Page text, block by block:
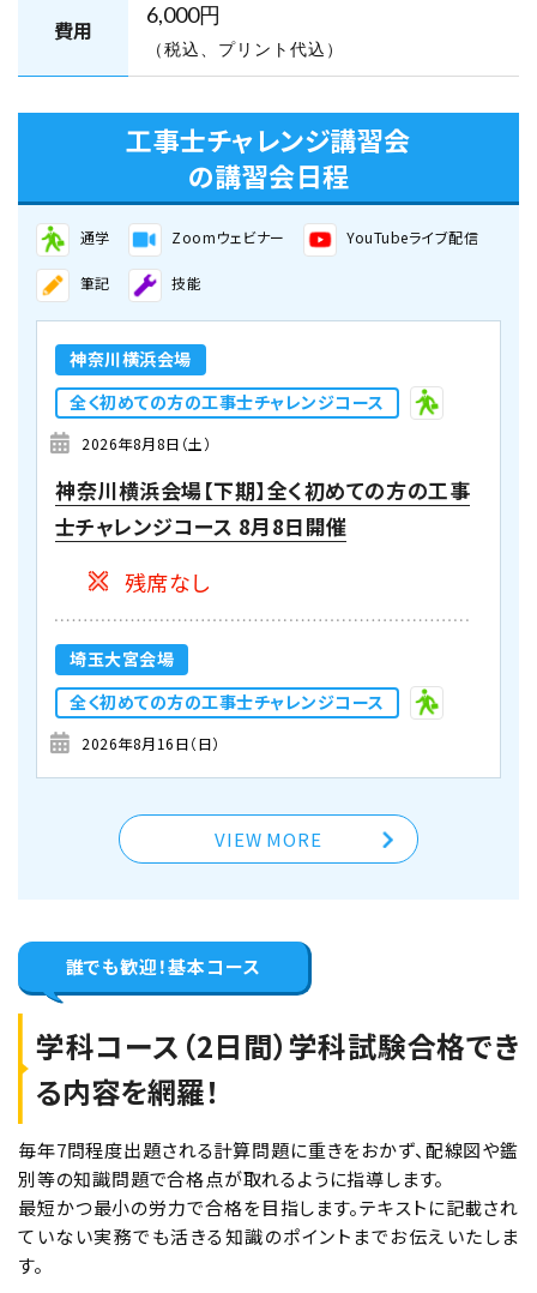
オンライン講座
東京校
2026年8月29日（土） 2026年8月30日（日）
東京校【下期】第二種電気工事士学科試験
（CBT・筆記）対策 8月29日・30日開催
（YouTubeライブ配信同時開催）
残りわずか(10席未満) 申込み時点
で満席の可能性がございます。
大阪会場 学科コース（2日間）
大阪会場【下期】第二種電気工事士学科試験
（CBT・筆記）対策 9月3日・4日開催
で満席の可能性がございます。
オンライン講座
東京校
東京校【下期】第二種電気工事士学科試験
空席あり
広島会場 学科コース（2日間）
2026年9月8日（火）
広島会場【下期】第二種電気工事士学科試験
（CBT・筆記）対策 9月8日・9日開催
空席あり
費用
6,000円
（税込、プリント代込）
工事士チャレンジ講習会
の講習会日程
通学 Zoomウェビナー YouTubeライブ配信
筆記 技能
神奈川横浜会場
全く初めての方の工事士チャレンジコース
2026年8月8日（土）
神奈川横浜会場【下期】全く初めての方の工事
士チャレンジコース 8月8日開催
残席なし
埼玉大宮会場
全く初めての方の工事士チャレンジコース
2026年8月16日（日）
チャレンジコース 8月16日開催
VIEW MORE
誰でも歓迎！基本コース
学科コース（2日間）学科試験合格でき
る内容を網羅！
毎年7問程度出題される計算問題に重きをおかず、配線図や鑑
別等の知識問題で合格点が取れるように指導します。
最短かつ最小の労力で合格を目指します。テキストに記載され
ていない実務でも活きる知識のポイントまでお伝えいたしま
す。